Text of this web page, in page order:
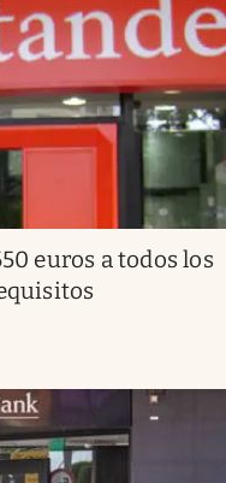
euros a todos los